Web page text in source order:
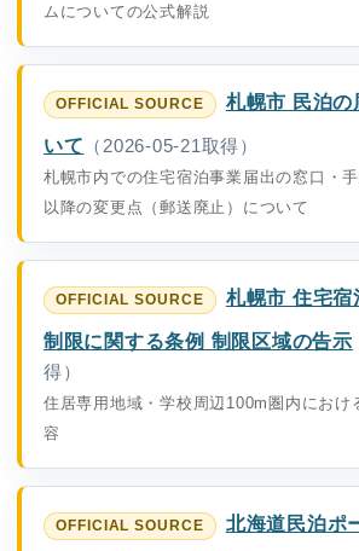
ムについての公式解説
札幌市 民泊の
いて （2026-05-21取得）
札幌市内での住宅宿泊事業届出の窓口・
以降の変更点（郵送廃止）について
札幌市 住宅宿
制限に関する条例 制限区域の告示
得）
住居専用地域・学校周辺100m圏内におけ
容
北海道民泊ポ